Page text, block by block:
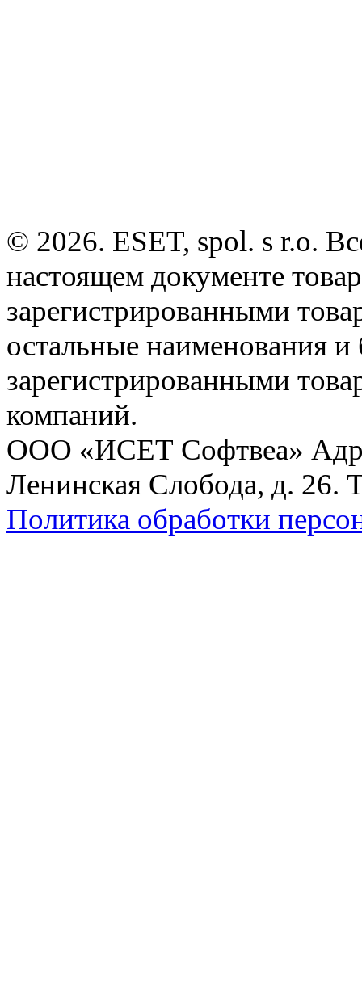
© 2026. ESET, spol. s r.o.
настоящем документе
зарегистрированными
остальные наименования
зарегистрированными
компаний.
ООО «ИСЕТ Софтвеа»
Ленинская Слобода, д. 26.
Политика обработки